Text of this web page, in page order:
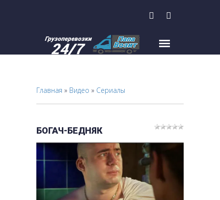
Главная » Видео » Сериалы
БОГАЧ-БЕДНЯК